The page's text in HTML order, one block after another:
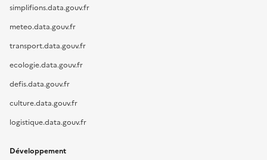
simplifions.data.gouv.fr
meteo.data.gouv.fr
transport.data.gouv.fr
ecologie.data.gouv.fr
defis.data.gouv.fr
culture.data.gouv.fr
logistique.data.gouv.fr
Développement